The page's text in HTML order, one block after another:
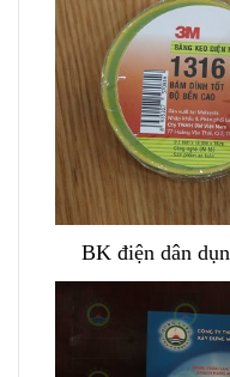
BK điện dân